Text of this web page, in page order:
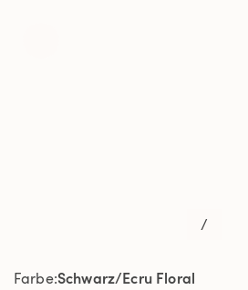
/
Farbe Schwarz/Ecru Floral